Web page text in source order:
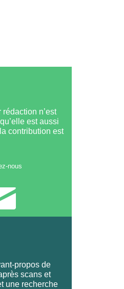
n’est
est aussi
contribution est
nous
propos de
scans et
une recherche